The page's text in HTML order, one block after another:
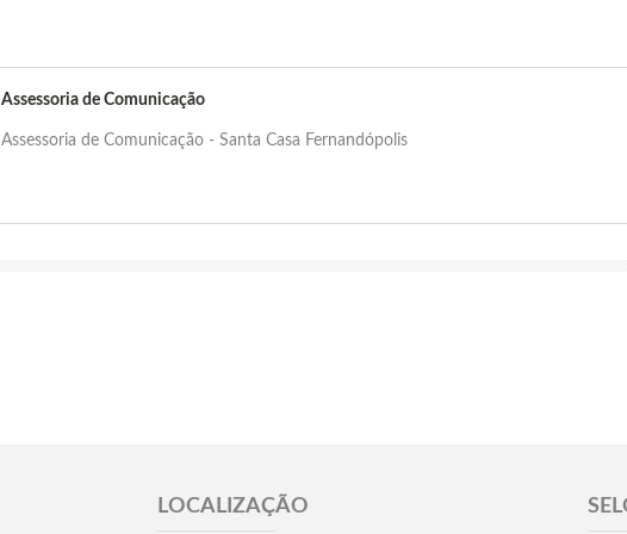
Assessoria de Comunicação
Assessoria de Comunicação - Santa Casa Fernandópolis
LOCALIZAÇÃO